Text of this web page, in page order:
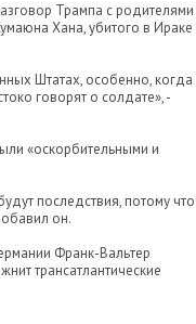
Трампа с родителями
Хана, убитого в Ираке
Штатах, особенно, когда
говорят о солдате», -
«оскорбительными и
последствия, потому что
он.
Франк-Вальтер
трансатлантические